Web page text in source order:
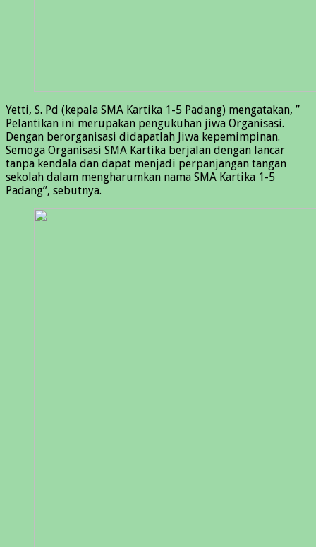
Yetti, S. Pd (kepala SMA Kartika 1-5 Padang) mengatakan, ”
Pelantikan ini merupakan pengukuhan jiwa Organisasi.
Dengan berorganisasi didapatlah Jiwa kepemimpinan.
Semoga Organisasi SMA Kartika berjalan dengan lancar
tanpa kendala dan dapat menjadi perpanjangan tangan
sekolah dalam mengharumkan nama SMA Kartika 1-5
Padang”, sebutnya.